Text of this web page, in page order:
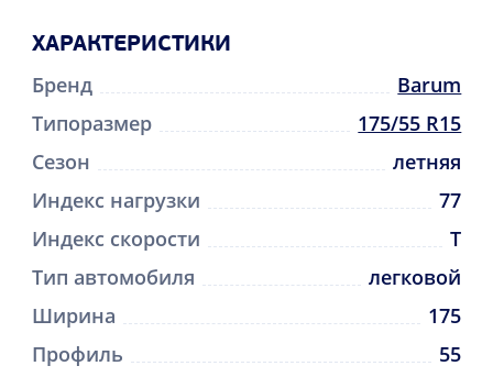
ХАРАКТЕРИСТИКИ
Бренд
Barum
Типоразмер
175/55 R15
Сезон
летняя
Индекс нагрузки
77
Индекс скорости
T
Тип автомобиля
легковой
Ширина
175
Профиль
55